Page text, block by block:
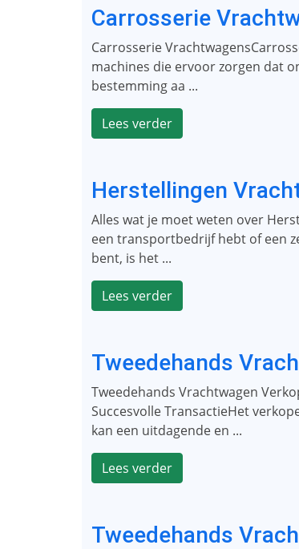
Carrosserie
Carrosserie
machines die ervoor zorgen dat
bestemming aa ...
Lees verder
Herstellingen
Alles wat je moet weten over
een transportbedrijf hebt of een
bent, is het ...
Lees verder
Tweedehands
Tweedehands Vrachtwagen
Succesvolle TransactieHet
kan een uitdagende en ...
Lees verder
Tweedehands